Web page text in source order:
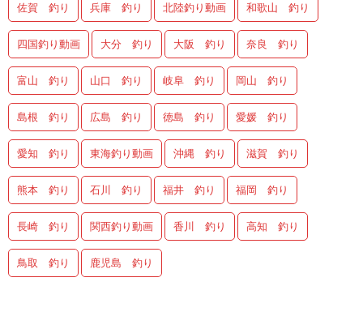
佐賀 釣り 兵庫 釣り 北陸釣り動画 和歌山 釣り
四国釣り動画 大分 釣り 大阪 釣り 奈良 釣り
富山 釣り 山口 釣り 岐阜 釣り 岡山 釣り
島根 釣り 広島 釣り 徳島 釣り 愛媛 釣り
愛知 釣り 東海釣り動画 沖縄 釣り 滋賀 釣り
熊本 釣り 石川 釣り 福井 釣り 福岡 釣り
長崎 釣り 関西釣り動画 香川 釣り 高知 釣り
鳥取 釣り 鹿児島 釣り